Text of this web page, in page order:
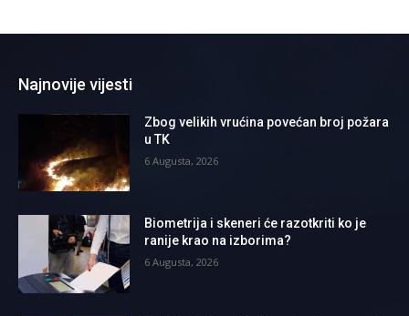
Najnovije vijesti
Zbog velikih vrućina povećan broj požara
u TK
6 Augusta, 2026
Biometrija i skeneri će razotkriti ko je
ranije krao na izborima?
6 Augusta, 2026